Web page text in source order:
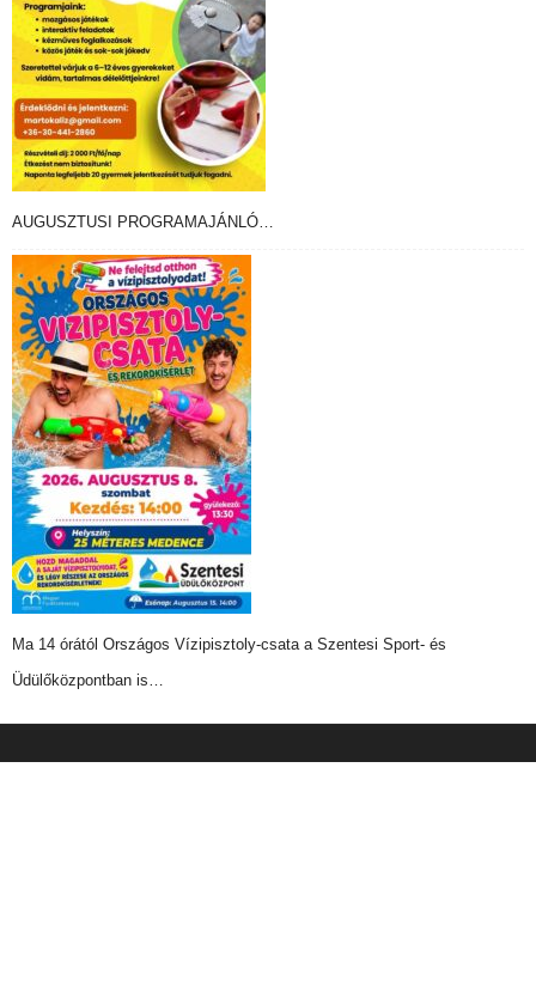
AUGUSZTUSI PROGRAMAJÁNLÓ…
Ma 14 órától Országos Vízipisztoly-csata a Szentesi Sport- és
Üdülőközpontban is…